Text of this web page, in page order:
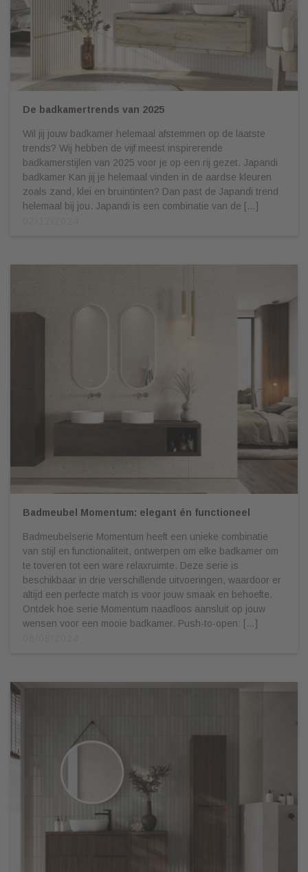
De badkamertrends van 2025
Wil jij jouw badkamer helemaal afstemmen op de laatste
trends? Wij hebben de vijf meest inspirerende
badkamerstijlen van 2025 voor je op een rij gezet. Japandi
badkamer Kan jij je helemaal vinden in de aardse kleuren
zoals zand, klei en bruintinten? Dan past de Japandi trend
helemaal bij jou. Japandi is een combinatie van de […]
Badmeubel Momentum: elegant én functioneel
Badmeubelserie Momentum heeft een unieke combinatie
van stijl en functionaliteit, ontwerpen om elke badkamer om
te toveren tot een ware relaxruimte. Deze serie is
beschikbaar in drie verschillende uitvoeringen, waardoor er
altijd een perfecte match is voor jouw smaak en behoefte.
Ontdek hoe serie Momentum naadloos aansluit op jouw
wensen voor een mooie badkamer. Push-to-open: […]